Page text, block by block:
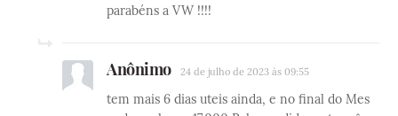
parabéns a VW !!!!
Anônimo 24 de julho de 2023 às 09:55
tem mais 6 dias uteis ainda, e no final do Mes